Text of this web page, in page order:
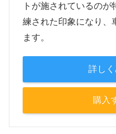
トが施されているの
練された印象になり、
ます。
詳し
購入